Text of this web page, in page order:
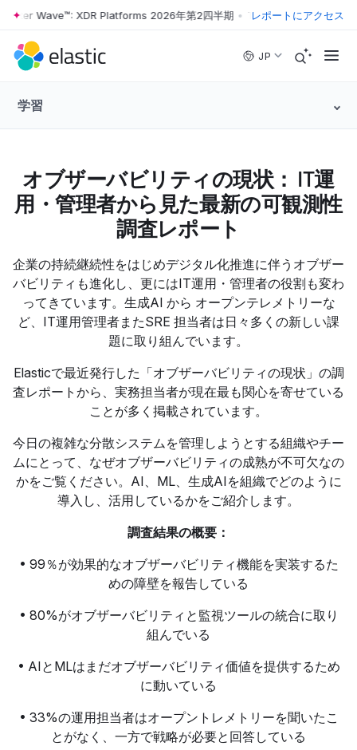
Skip to main content
Wave™: XDR Platforms 2026年第2四半期 • The Forrester Wave™:
レポートにアクセス
JP
学習
オブザーバビリティの現状： IT運
用・管理者から見た最新の可観測性
調査レポート
企業の持続継続性をはじめデジタル化推進に伴うオブザー
バビリティも進化し、更にはIT運用・管理者の役割も変わ
ってきています。生成AI から オープンテレメトリーな
ど、IT運用管理者またSRE 担当者は日々多くの新しい課
題に取り組んでいます。
Elasticで最近発行した「オブザーバビリティの現状」の調
査レポートから、実務担当者が現在最も関心を寄せている
ことが多く掲載されています。
今日の複雑な分散システムを管理しようとする組織やチー
ムにとって、なぜオブザーバビリティの成熟が不可欠なの
かをご覧ください。AI、ML、生成AIを組織でどのように
導入し、活用しているかをご紹介します。
調査結果の概要：
• 99％が効果的なオブザーバビリティ機能を実装するた
めの障壁を報告している
• 80%がオブザーバビリティと監視ツールの統合に取り
組んでいる
• AIとMLはまだオブザーバビリティ価値を提供するため
に動いている
• 33%の運用担当者はオープントレメトリーを聞いたこ
とがなく、一方で戦略が必要と回答している